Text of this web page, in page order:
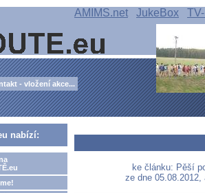
AMIMS.net JukeBox
- vložení akce...
nabízí:
ke článku: Pěší
ze dne